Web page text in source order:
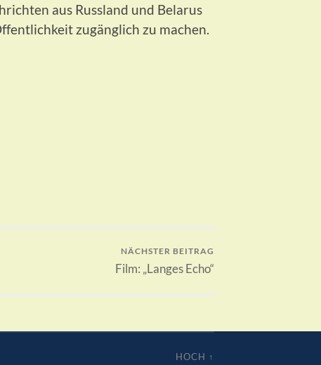
aus Russland und Belarus
zugänglich zu machen.
NÄCHSTER BEITRAG
Film: „Langes Echo“
HOCH ↑